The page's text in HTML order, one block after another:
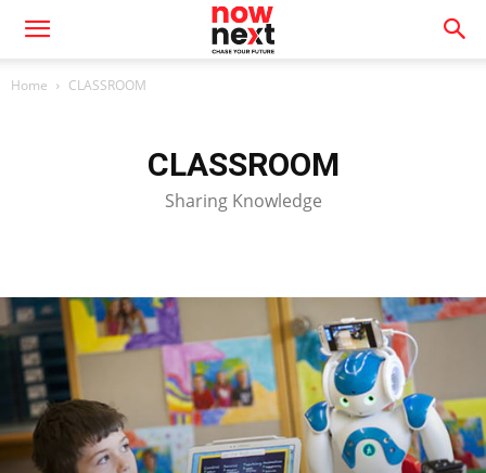
Home CLASSROOM
CLASSROOM
Sharing Knowledge